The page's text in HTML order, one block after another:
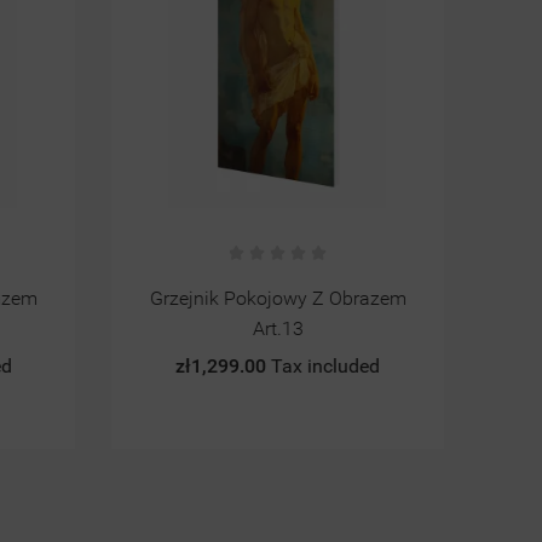
Grzejnik Pokojowy Z Obrazem
Art.13
zł1,299.00Tax included